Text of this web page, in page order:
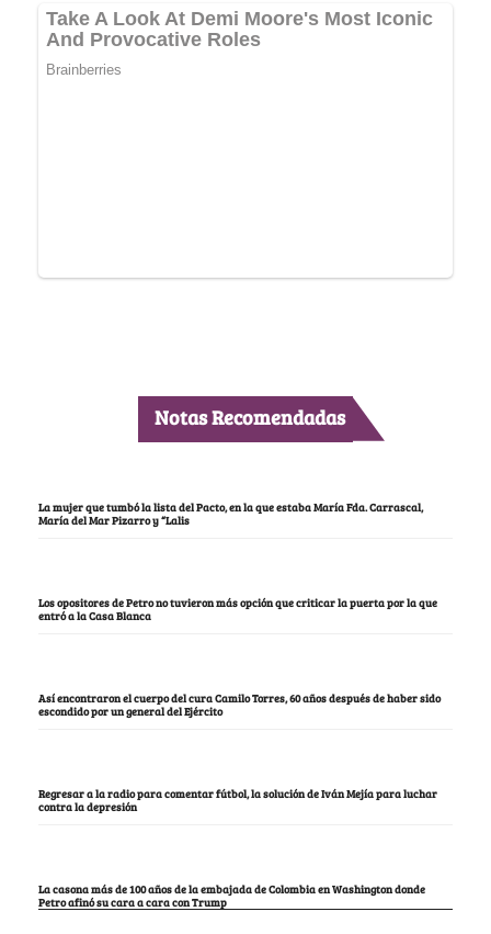
Notas Recomendadas
La mujer que tumbó la lista del Pacto, en la que estaba María Fda. Carrascal,
María del Mar Pizarro y “Lalis
Los opositores de Petro no tuvieron más opción que criticar la puerta por la que
entró a la Casa Blanca
Así encontraron el cuerpo del cura Camilo Torres, 60 años después de haber sido
escondido por un general del Ejército
Regresar a la radio para comentar fútbol, la solución de Iván Mejía para luchar
contra la depresión
La casona más de 100 años de la embajada de Colombia en Washington donde
Petro afinó su cara a cara con Trump